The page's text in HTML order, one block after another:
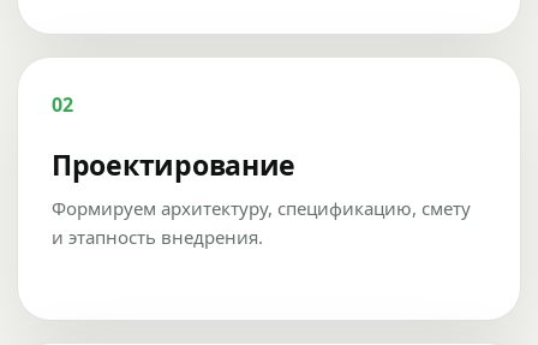
02
Проектирование
Формируем архитектуру, спецификацию, смету
и этапность внедрения.